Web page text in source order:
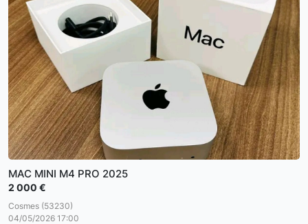
MAC MINI M4 PRO 2025
2 000 €
Cosmes (53230)
04/05/2026 17:00